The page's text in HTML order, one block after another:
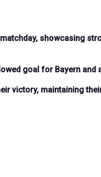
showcasing
goal for Bayern and
victory, maintaining